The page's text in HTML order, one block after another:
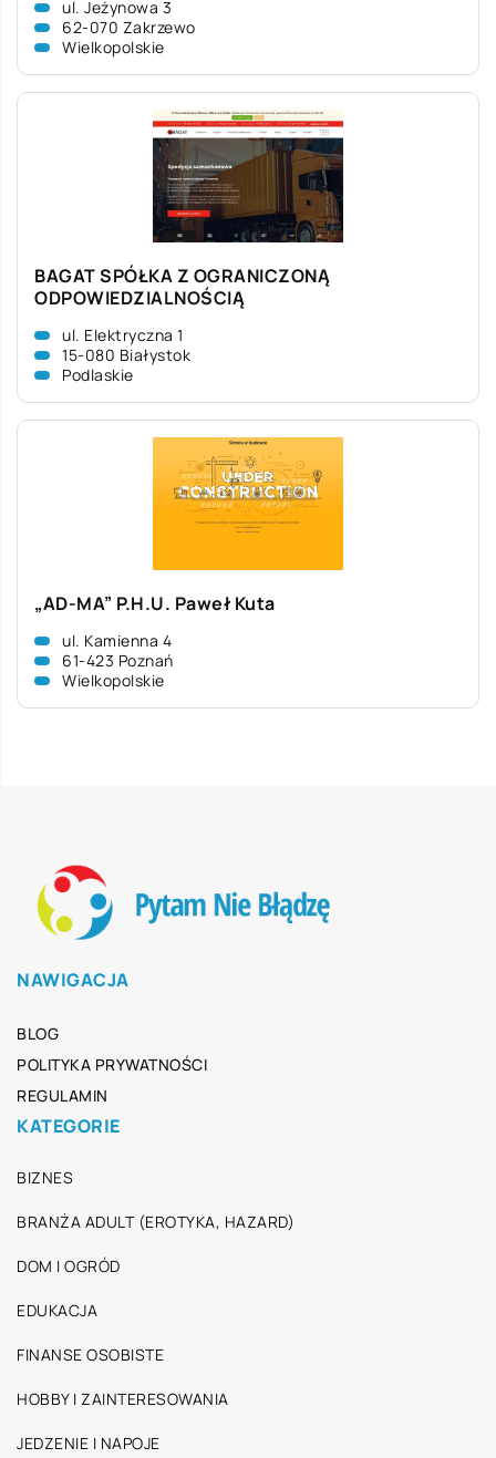
ul. Jeżynowa 3
62-070 Zakrzewo
Wielkopolskie
BAGAT SPÓŁKA Z OGRANICZONĄ
ODPOWIEDZIALNOŚCIĄ
ul. Elektryczna 1
15-080 Białystok
Podlaskie
„AD-MA” P.H.U. Paweł Kuta
ul. Kamienna 4
61-423 Poznań
Wielkopolskie
NAWIGACJA
BLOG
POLITYKA PRYWATNOŚCI
REGULAMIN
KATEGORIE
BIZNES
BRANŻA ADULT (EROTYKA, HAZARD)
DOM I OGRÓD
EDUKACJA
FINANSE OSOBISTE
HOBBY I ZAINTERESOWANIA
JEDZENIE I NAPOJE